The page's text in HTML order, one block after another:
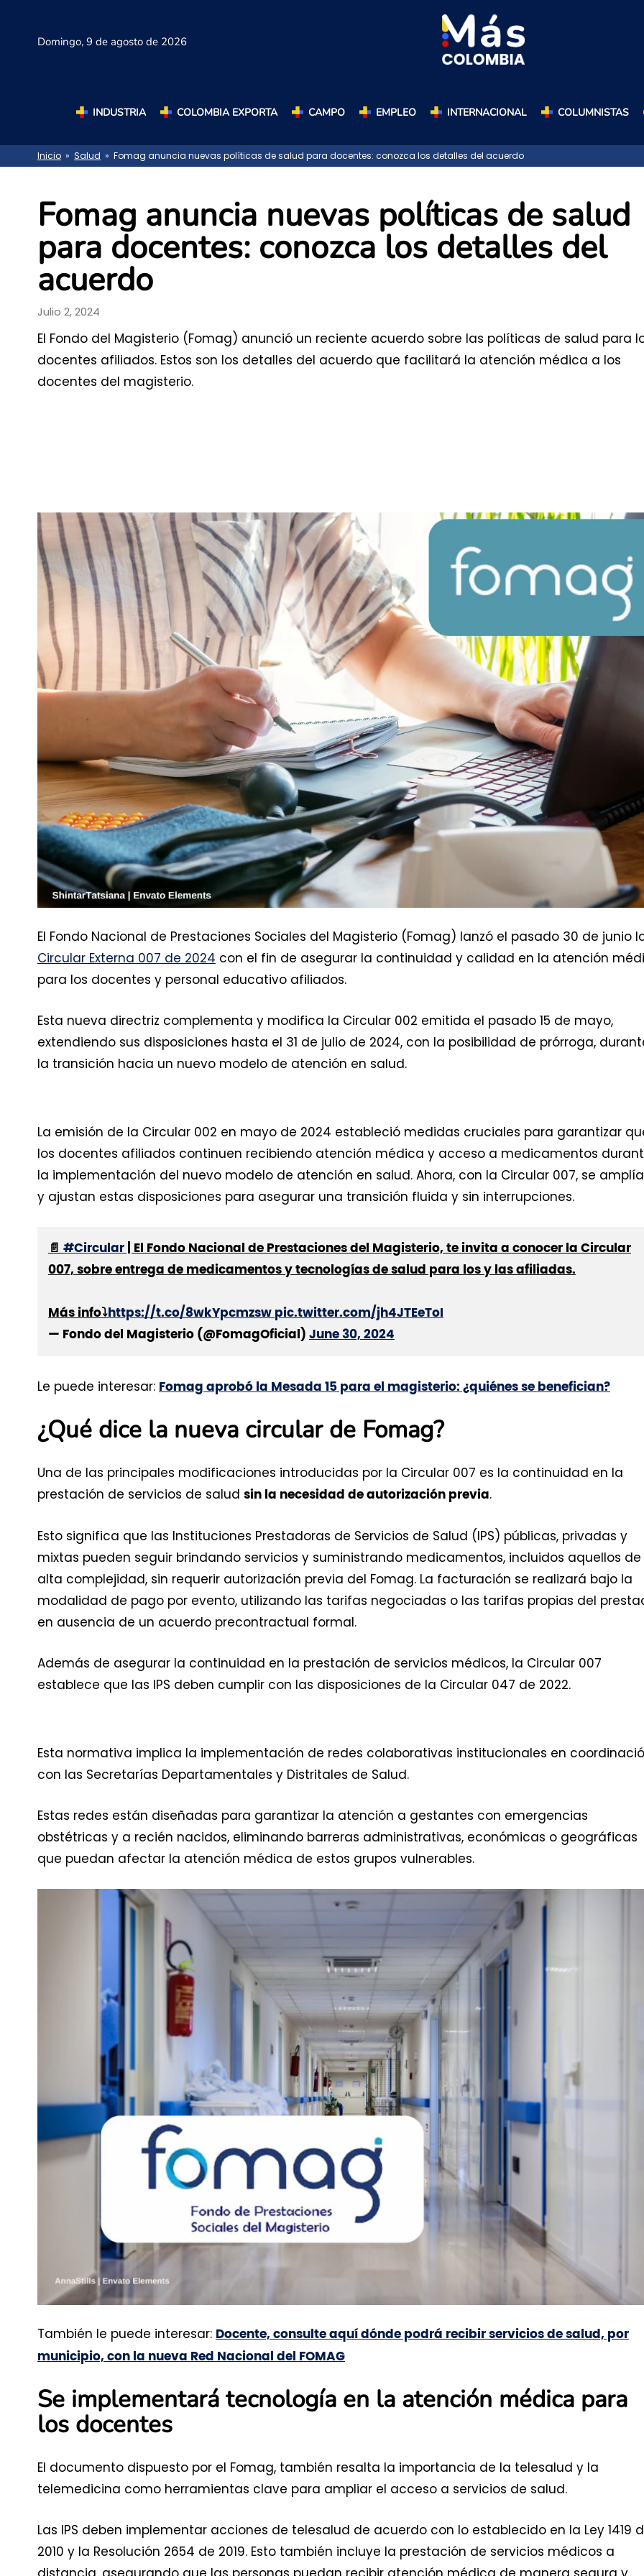
Domingo, 9 de agosto de 2026
INDUSTRIA COLOMBIA EXPORTA CAMPO EMPLEO INTERNACIONAL COLUMNISTAS
Inicio » Salud » Fomag anuncia nuevas políticas de salud para docentes: conozca los detalles del acuerdo
Fomag anuncia nuevas políticas de salud
para docentes: conozca los detalles del
acuerdo
Julio 2, 2024
El Fondo del Magisterio (Fomag) anunció un reciente acuerdo sobre las políticas de salud para
docentes afiliados. Estos son los detalles del acuerdo que facilitará la atención médica a los
docentes del magisterio.
El Fondo Nacional de Prestaciones Sociales del Magisterio (Fomag) lanzó el pasado 30 de junio
Circular Externa 007 de 2024 con el fin de asegurar la continuidad y calidad en la atención
para los docentes y personal educativo afiliados.
Esta nueva directriz complementa y modifica la Circular 002 emitida el pasado 15 de mayo,
extendiendo sus disposiciones hasta el 31 de julio de 2024, con la posibilidad de prórroga,
la transición hacia un nuevo modelo de atención en salud.
La emisión de la Circular 002 en mayo de 2024 estableció medidas cruciales para garantizar
los docentes afiliados continuen recibiendo atención médica y acceso a medicamentos
la implementación del nuevo modelo de atención en salud. Ahora, con la Circular 007, se
y ajustan estas disposiciones para asegurar una transición fluida y sin interrupciones.
📄 #Circular | El Fondo Nacional de Prestaciones del Magisterio, te invita a conocer la Circular
007, sobre entrega de medicamentos y tecnologías de salud para los y las afiliadas.
Más info⤵️ https://t.co/8wkYpcmzsw pic.twitter.com/jh4JTEeToI
— Fondo del Magisterio (@FomagOficial) June 30, 2024
Le puede interesar: Fomag aprobó la Mesada 15 para el magisterio: ¿quiénes se benefician?
¿Qué dice la nueva circular de Fomag?
Una de las principales modificaciones introducidas por la Circular 007 es la continuidad en la
prestación de servicios de salud sin la necesidad de autorización previa.
Esto significa que las Instituciones Prestadoras de Servicios de Salud (IPS) públicas, privadas y
mixtas pueden seguir brindando servicios y suministrando medicamentos, incluidos aquellos de
alta complejidad, sin requerir autorización previa del Fomag. La facturación se realizará bajo la
modalidad de pago por evento, utilizando las tarifas negociadas o las tarifas propias del
en ausencia de un acuerdo precontractual formal.
Además de asegurar la continuidad en la prestación de servicios médicos, la Circular 007
establece que las IPS deben cumplir con las disposiciones de la Circular 047 de 2022.
Esta normativa implica la implementación de redes colaborativas institucionales en
con las Secretarías Departamentales y Distritales de Salud.
Estas redes están diseñadas para garantizar la atención a gestantes con emergencias
obstétricas y a recién nacidos, eliminando barreras administrativas, económicas o geográficas
que puedan afectar la atención médica de estos grupos vulnerables.
También le puede interesar: Docente, consulte aquí dónde podrá recibir servicios de salud, por
municipio, con la nueva Red Nacional del FOMAG
Se implementará tecnología en la atención médica para
los docentes
El documento dispuesto por el Fomag, también resalta la importancia de la telesalud y la
telemedicina como herramientas clave para ampliar el acceso a servicios de salud.
Las IPS deben implementar acciones de telesalud de acuerdo con lo establecido en la Ley 1419
2010 y la Resolución 2654 de 2019. Esto también incluye la prestación de servicios médicos a